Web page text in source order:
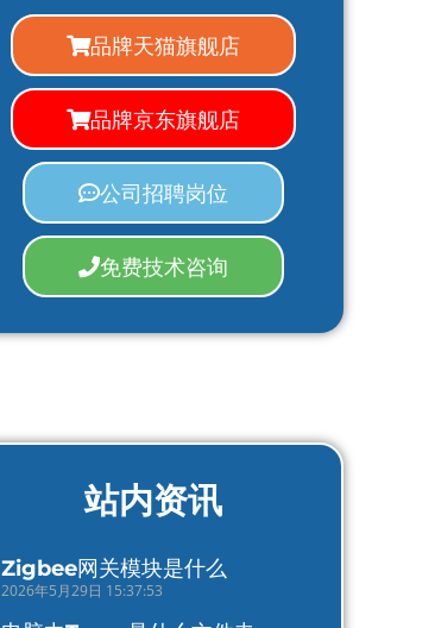
品牌天猫旗舰店
品牌京东旗舰店
公司招聘岗位
免费技术咨询
站内资讯
Zigbee网关模块是什么
2026年5月29日 15:37:53